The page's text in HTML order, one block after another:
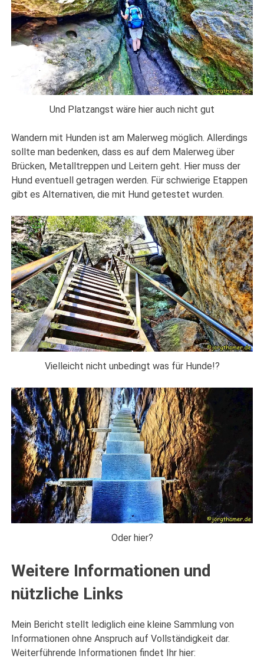
Und Platzangst wäre hier auch nicht gut
Wandern mit Hunden ist am Malerweg möglich. Allerdings
sollte man bedenken, dass es auf dem Malerweg über
Brücken, Metalltreppen und Leitern geht. Hier muss der
Hund eventuell getragen werden. Für schwierige Etappen
gibt es Alternativen, die mit Hund getestet wurden.
Vielleicht nicht unbedingt was für Hunde!?
Oder hier?
Weitere Informationen und
nützliche Links
Mein Bericht stellt lediglich eine kleine Sammlung von
Informationen ohne Anspruch auf Vollständigkeit dar.
Weiterführende Informationen findet Ihr hier: